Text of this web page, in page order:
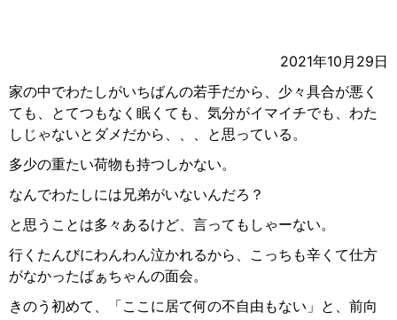
2021年10月29日
家の中でわたしがいちばんの若手だから、少々具合が悪く
ても、とてつもなく眠くても、気分がイマイチでも、わた
しじゃないとダメだから、、、と思っている。
多少の重たい荷物も持つしかない。
なんでわたしには兄弟がいないんだろ？
と思うことは多々あるけど、言ってもしゃーない。
行くたんびにわんわん泣かれるから、こっちも辛くて仕方
がなかったばぁちゃんの面会。
きのう初めて、「ここに居て何の不自由もない」と、前向